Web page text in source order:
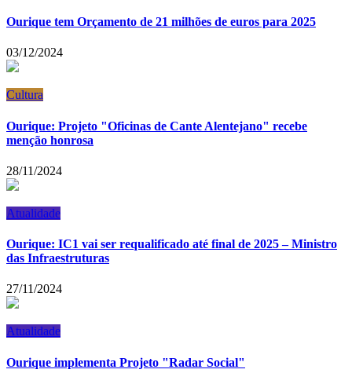
Ourique tem Orçamento de 21 milhões de euros para 2025
03/12/2024
Cultura
Ourique: Projeto "Oficinas de Cante Alentejano" recebe
menção honrosa
28/11/2024
Atualidade
Ourique: IC1 vai ser requalificado até final de 2025 – Ministro
das Infraestruturas
27/11/2024
Atualidade
Ourique implementa Projeto "Radar Social"